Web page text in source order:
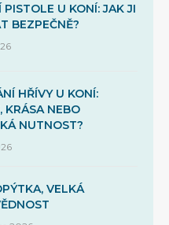
PISTOLE U KONÍ: JAK JI
BEZPEČNĚ?
HŘÍVY U KONÍ:
KRÁSA NEBO
NUTNOST?
VELKÁ